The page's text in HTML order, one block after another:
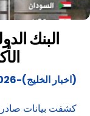
البنك
(اخبار الخليج)-07/01/2026